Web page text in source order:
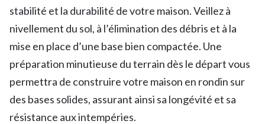
stabilité et la durabilité de votre maison. Veillez à
nivellement du sol, à l’élimination des débris et à la
mise en place d’une base bien compactée. Une
préparation minutieuse du terrain dès le départ vous
permettra de construire votre maison en rondin sur
des bases solides, assurant ainsi sa longévité et sa
résistance aux intempéries.